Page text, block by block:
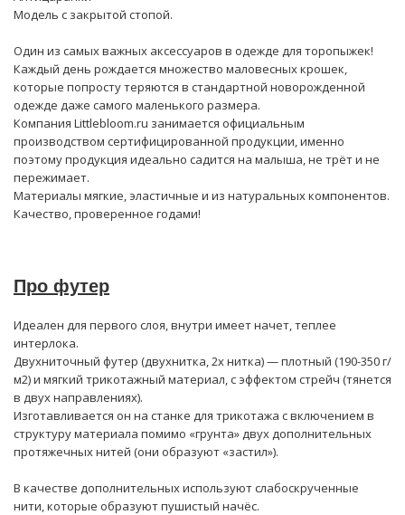
Модель с закрытой стопой.
Один из самых важных аксессуаров в одежде для торопыжек!
Каждый день рождается множество маловесных крошек,
которые попросту теряются в стандартной новорожденной
одежде даже самого маленького размера.
Компания Littlebloom.ru занимается официальным
производством сертифицированной продукции, именно
поэтому продукция идеально садится на малыша, не трёт и не
пережимает.
Материалы мягкие, эластичные и из натуральных компонентов.
Качество, проверенное годами!
Про футер
Идеален для первого слоя, внутри имеет начет, теплее
интерлока.
Двухниточный футер (двухнитка, 2х нитка) — плотный (190-350 г/
м2) и мягкий трикотажный материал, с эффектом стрейч (тянется
в двух направлениях).
Изготавливается он на станке для трикотажа с включением в
структуру материала помимо «грунта» двух дополнительных
протяжечных нитей (они образуют «застил»).
В качестве дополнительных используют слабоскрученные
нити, которые образуют пушистый начёс.